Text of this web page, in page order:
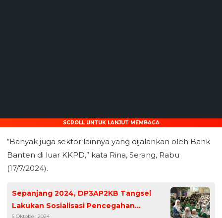
SCROLL UNTUK LANJUT MEMBACA
“Banyak juga sektor lainnya yang dijalankan oleh Bank
Banten di luar KKPD,” kata Rina, Serang, Rabu
(17/7/2024).
Sepanjang 2024, DP3AP2KB Tangsel
Lakukan Sosialisasi Pencegahan
5 Oktober 2024